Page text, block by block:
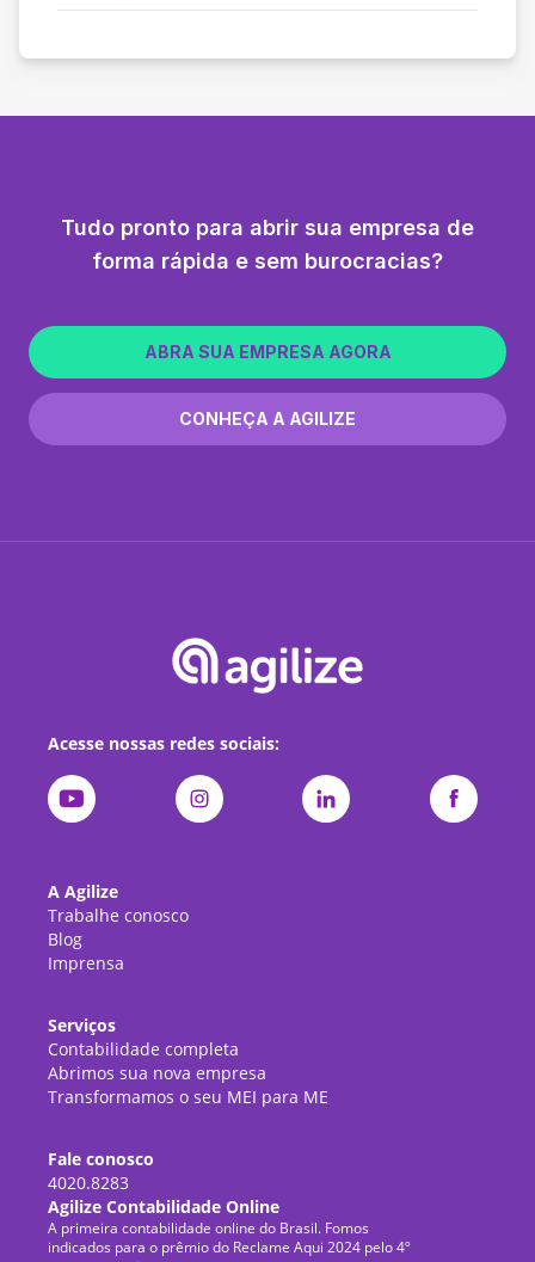
Tudo pronto para abrir sua empresa de
forma rápida e sem burocracias?
ABRA SUA EMPRESA AGORA
CONHEÇA A AGILIZE
Acesse nossas redes sociais:
A Agilize
Trabalhe conosco
Blog
Imprensa
Serviços
Contabilidade completa
Abrimos sua nova empresa
Transformamos o seu MEI para ME
Fale conosco
4020.8283
Agilize Contabilidade Online
A primeira contabilidade online do Brasil. Fomos
indicados para o prêmio do Reclame Aqui 2024 pelo 4º